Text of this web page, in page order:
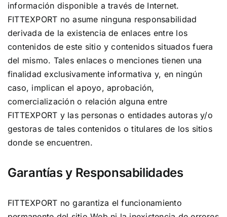
información disponible a través de Internet.
FITTEXPORT no asume ninguna responsabilidad
derivada de la existencia de enlaces entre los
contenidos de este sitio y contenidos situados fuera
del mismo. Tales enlaces o menciones tienen una
finalidad exclusivamente informativa y, en ningún
caso, implican el apoyo, aprobación,
comercialización o relación alguna entre
FITTEXPORT y las personas o entidades autoras y/o
gestoras de tales contenidos o titulares de los sitios
donde se encuentren.
Garantías y Responsabilidades
FITTEXPORT no garantiza el funcionamiento